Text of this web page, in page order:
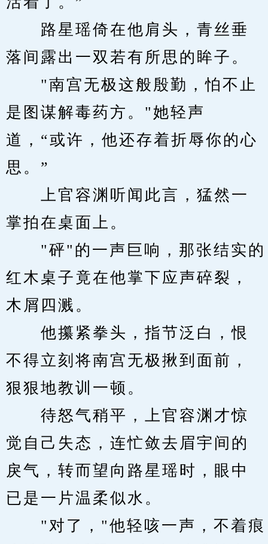
路星瑶倚在他肩头，青丝垂
落间露出一双若有所思的眸子。
"南宫无极这般殷勤，怕不止
是图谋解毒药方。"她轻声
道，“或许，他还存着折辱你的心
思。”
上官容渊听闻此言，猛然一
掌拍在桌面上。
"砰"的一声巨响，那张结实的
红木桌子竟在他掌下应声碎裂，
木屑四溅。
他攥紧拳头，指节泛白，恨
不得立刻将南宫无极揪到面前，
狠狠地教训一顿。
待怒气稍平，上官容渊才惊
觉自己失态，连忙敛去眉宇间的
戾气，转而望向路星瑶时，眼中
已是一片温柔似水。
"对了，"他轻咳一声，不着痕